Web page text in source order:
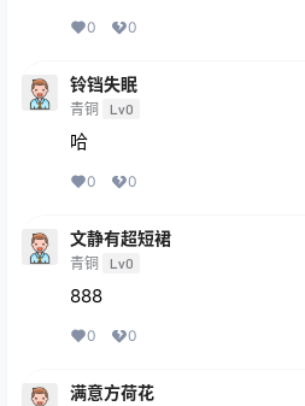
0 0
铃铛失眠
青铜 Lv0
哈
0 0
文静有超短裙
青铜 Lv0
888
0 0
满意方荷花